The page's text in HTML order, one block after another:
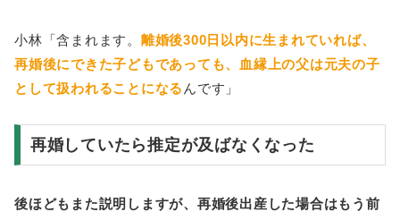
小林「含まれます。 離婚後300日以内に生まれていれば、
再婚後にできた子どもであっても、血縁上の父は元夫の子
として扱われることになる んです」
再婚していたら推定が及ばなくなった
後ほどもまた説明しますが、再婚後出産した場合はもう前